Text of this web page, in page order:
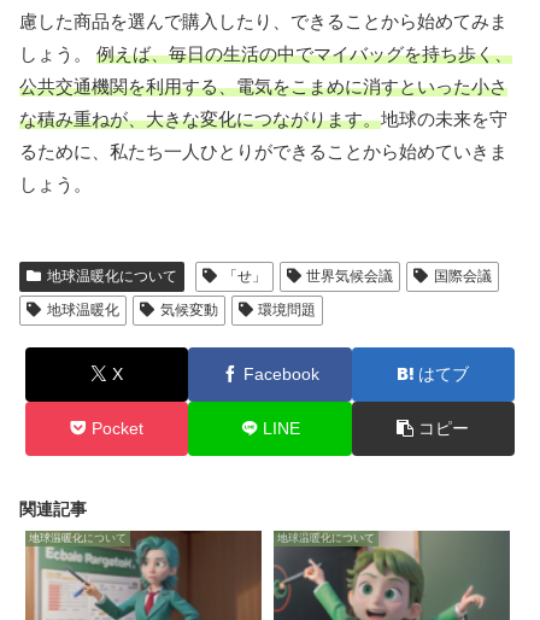
慮した商品を選んで購入したり、できることから始めてみま
しょう。 例えば、毎日の生活の中でマイバッグを持ち歩く、
公共交通機関を利用する、電気をこまめに消すといった小さ
な積み重ねが、大きな変化につながります。地球の未来を守
るために、私たち一人ひとりができることから始めていきま
しょう。
地球温暖化について 「せ」 世界気候会議
国際会議
地球温暖化
気候変動 環境問題
X Facebook はてブ
Pocket LINE コピー
関連記事
地球温暖化について 地球温暖化について